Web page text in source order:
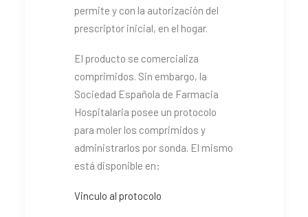
permite y con la autorización del
prescriptor inicial, en el hogar.
El producto se comercializa
comprimidos. Sin embargo, la
Sociedad Española de Farmacia
Hospitalaria posee un protocolo
para moler los comprimidos y
administrarlos por sonda. El mismo
está disponible en:
Vinculo al protocolo